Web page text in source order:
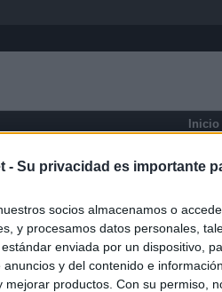
- Su privacidad es importante
socios almacenamos o
y procesamos datos personales,
enviada por un dispositivo,
anuncios y del contenido e
mejorar productos. Con su permiso,
Inicio